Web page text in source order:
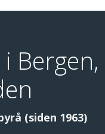
(siden 1963)